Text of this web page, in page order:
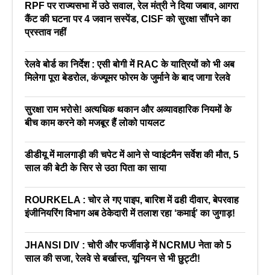
RPF पर राज्यसभा में उठे सवाल, रेल मंत्री ने दिया जबाव, आगरा
कैंट की घटना पर 4 जवान सस्पेंड, CISF को सुरक्षा सौंपने का
प्रस्ताव नहीं
रेलवे बोर्ड का निर्देश : एसी बोगी में RAC के यात्रियों को भी अब
मिलेगा पूरा बेडरोल, कंज्यूमर फोरम के जुर्माने के बाद जागा रेलवे
सुरक्षा राम भरोसे! अत्यधिक थकान और अव्यावहारिक नियमों के
बीच काम करने को मजबूर हैं लोको पायलट
डीडीयू में मालगाड़ी की चपेट में आने से प्वाइंटमैन सर्वेश की मौत, 5
साल की बेटी के सिर से उठा पिता का साया
ROURKELA : चोर ले गए पाइप, बारिश में ढही दीवार, बेपरवाह
इंजीनियरिंग विभाग अब ठेकेदारी में तलाश रहा ‘कमाई’ का जुगाड़!
JHANSI DIV : चोरी और फर्जीवाड़े में NCRMU नेता को 5
साल की सजा, रेलवे से बर्खास्त, यूनियन से भी छुट्टी!